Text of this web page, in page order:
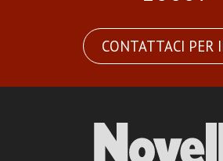
CONTATTACI PER